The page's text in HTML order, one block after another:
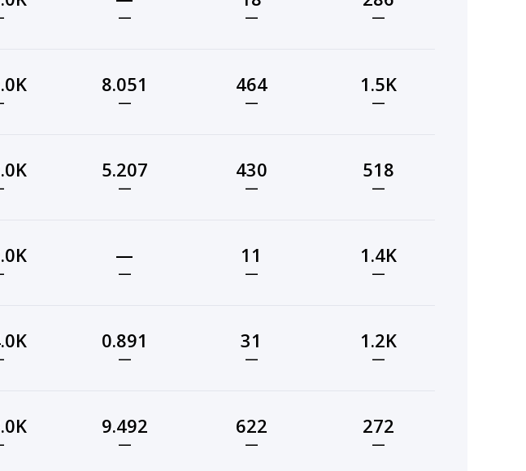
— — —
8.051
—
464
—
1.5K
—
5.207
—
430
—
518
—
—
—
11
—
1.4K
—
0.891
—
31
—
1.2K
—
9.492
—
622
—
272
—